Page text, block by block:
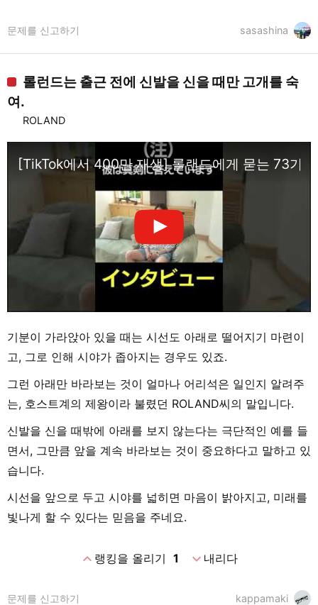
sasashina
문제를 신고하기
롤런드는 출근 전에 신발을 신을 때만 고개를 숙
여.
ROLAND
[TikTok에서 400만 재생] 롤랜드에게 묻는 73가
기분이 가라앉아 있을 때는 시선도 아래로 떨어지기 마련이
고, 그로 인해 시야가 좁아지는 경우도 있죠.
그런 아래만 바라보는 것이 얼마나 어리석은 일인지 알려주
는, 호스트계의 제왕이라 불렸던 ROLAND씨의 말입니다.
신발을 신을 때밖에 아래를 보지 않는다는 극단적인 예를 들
면서, 그만큼 앞을 계속 바라보는 것이 중요하다고 말하고 있
습니다.
시선을 앞으로 두고 시야를 넓히면 마음이 밝아지고, 미래를
빛나게 할 수 있다는 믿음을 주네요.
expand_less랭킹을 올리기 1 expand_more내리다
kappamaki
문제를 신고하기